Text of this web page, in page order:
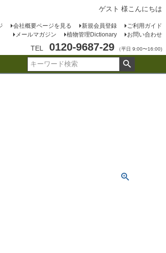
ゲスト 様こんにちは
会社概要ページを見る 新規会員登録
ご利用ガイド
メールマガジン
植物管理Dictionary お問い合わせ
TEL 0120-9687-29 （平日 9:00〜16:00)